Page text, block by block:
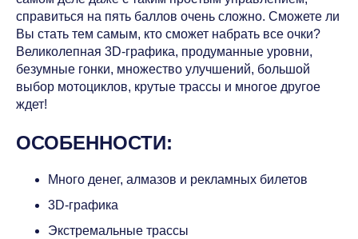
справиться на пять баллов очень сложно. Сможете ли
Вы стать тем самым, кто сможет набрать все очки?
Великолепная 3D-графика, продуманные уровни,
безумные гонки, множество улучшений, большой
выбор мотоциклов, крутые трассы и многое другое
ждет!
ОСОБЕННОСТИ:
Много денег, алмазов и рекламных билетов
3D-графика
Экстремальные трассы